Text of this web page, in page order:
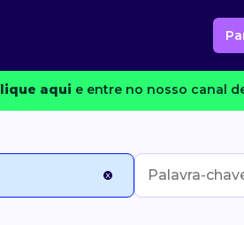
aqui e entre no nosso canal